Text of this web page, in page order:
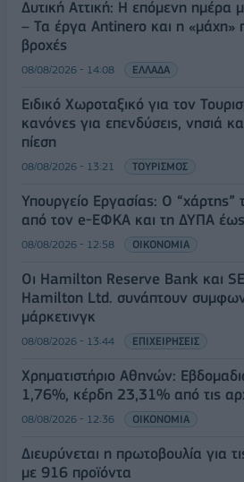
Δυτική Αττική: Η επόμενη ημέρα
– Τα έργα Antinero και η «μάχη»
βροχές
08/08/2026 - 14:08 ΕΛΛΑΔΑ
Ειδικό Χωροταξικό για τον
κανόνες για επενδύσεις, νησιά
πίεση
08/08/2026 - 13:21 ΤΟΥΡΙΣΜΟΣ
Υπουργείο Εργασίας: Ο
από τον e-ΕΦΚΑ και τη ΔΥΠΑ έως
08/08/2026 - 12:58 ΟΙΚΟΝΟΜΙΑ
Οι Hamilton Reserve Bank και
Hamilton Ltd. συνάπτουν
μάρκετινγκ
08/08/2026 - 13:44 ΕΠΙΧΕΙΡΗΣΕΙΣ
Χρηματιστήριο Αθηνών:
1,76%, κέρδη 23,31% από τις
08/08/2026 - 12:36 ΟΙΚΟΝΟΜΙΑ
Διευρύνεται η πρωτοβουλία για
με 916 προϊόντα